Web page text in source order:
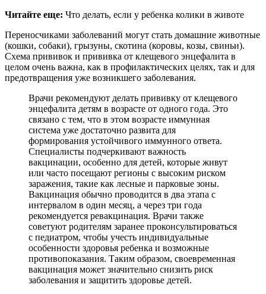
Читайте еще: Что делать, если у ребенка колики в животе
Переносчиками заболеваний могут стать домашние животные
(кошки, собаки), грызуны, скотина (коровы, козы, свиньи).
Схема прививок и прививка от клещевого энцефалита в
целом очень важна, как в профилактических целях, так и для
предотвращения уже возникшего заболевания.
Врачи рекомендуют делать прививку от клещевого
энцефалита детям в возрасте от одного года. Это
связано с тем, что в этом возрасте иммунная
система уже достаточно развита для
формирования устойчивого иммунного ответа.
Специалисты подчеркивают важность
вакцинации, особенно для детей, которые живут
или часто посещают регионы с высоким риском
заражения, такие как лесные и парковые зоны.
Вакцинация обычно проводится в два этапа с
интервалом в один месяц, а через три года
рекомендуется ревакцинация. Врачи также
советуют родителям заранее проконсультироваться
с педиатром, чтобы учесть индивидуальные
особенности здоровья ребенка и возможные
противопоказания. Таким образом, своевременная
вакцинация может значительно снизить риск
заболевания и защитить здоровье детей.